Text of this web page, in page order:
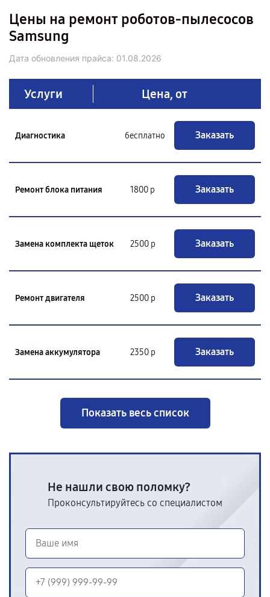
Цены на ремонт роботов-пылесосов
Samsung
Дата обновления прайса: 01.08.2026
Услуги Цена, от
Диагностика бесплатно Заказать
Ремонт блока питания 1800 р Заказать
Замена комплекта щеток 2500 р Заказать
Ремонт двигателя 2500 р Заказать
Замена аккумулятора 2350 р Заказать
Показать весь список
Не нашли свою поломку?
Проконсультируйтесь со специалистом